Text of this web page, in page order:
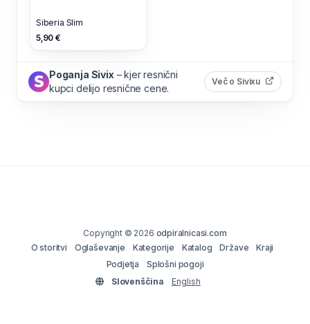
Siberia Slim
5,90 €
Poganja Sivix – kjer resnični
kupci delijo resnične cene.
Več o Sivixu (odpre
Copyright © 2026 odpiralnicasi.com
O storitvi
Oglaševanje Kategorije Katalog Države
Kraji
Podjetja
Splošni pogoji
Slovenščina
English